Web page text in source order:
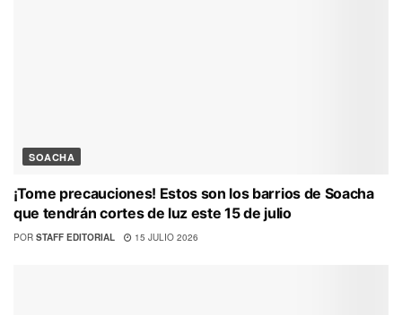
SOACHA
¡Tome precauciones! Estos son los barrios de Soacha
que tendrán cortes de luz este 15 de julio
POR STAFF EDITORIAL 15 JULIO 2026